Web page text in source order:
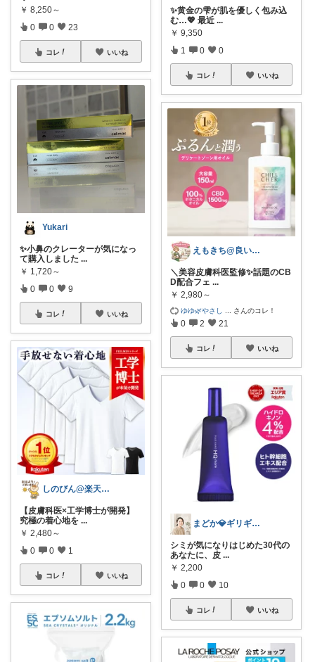
￥ 8,250～
0 0 23
コレ いいね
Yukari
✨小鼻のクレーターが気になっ
て購入しました ...
￥ 1,720～
0 0 9
コレ いいね
しのびん@楽天Room
【皮膚科医×工学博士が開発】
究極の着心地を ...
￥ 2,480～
0 0 1
コレ いいね
✨黄金の雫が肌を優しく包み込
む…💖 最近 ...
￥ 9,350
1 0 0
コレ いいね
えもきち@良いものセレクト
​＼美容皮膚科医監修✨話題のCB
D配合フェ ...
￥ 2,980～
ゆゆ🌿やさし さんのコレ！
0 2 21
コレ いいね
まどか💎ギリギリアラサーOL
シミが気になりはじめた30代の
あなたに、皮 ...
￥ 2,200
0 0 10
コレ いいね